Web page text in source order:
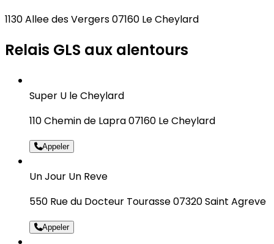
1130 Allee des Vergers 07160 Le Cheylard
Relais GLS aux alentours
Super U le Cheylard
110 Chemin de Lapra 07160 Le Cheylard
Appeler
Un Jour Un Reve
550 Rue du Docteur Tourasse 07320 Saint Agreve
Appeler